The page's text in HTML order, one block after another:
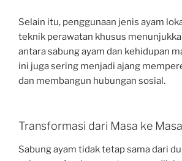
Selain itu, penggunaan jenis ayam
teknik perawatan khusus
antara sabung ayam dan kehidupan
ini juga sering menjadi ajang
dan membangun hubungan sosial.
Transformasi dari Masa ke Masa
Sabung ayam tidak tetap sama dari